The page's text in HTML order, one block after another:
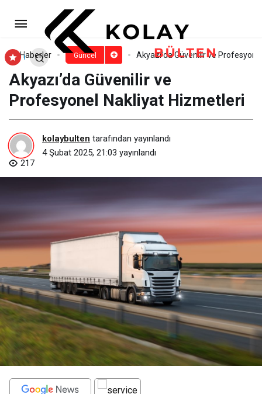
Haberler Güncel Akyazı’da Güvenilir ve
Akyazı’da Güvenilir ve
Profesyonel Nakliyat Hizmetleri
kolaybulten tarafından yayınlandı
4 Şubat 2025, 21:03 yayınlandı
217
Malta’da Dil Eğitimi: Fırsatlar ve
Avantajlar
Yorum Yap Paylaş